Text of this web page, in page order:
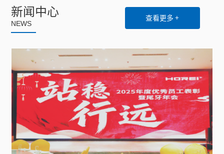
新闻中心
NEWS
查看更多 +